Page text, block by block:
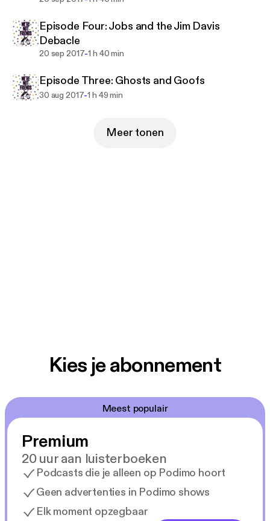
Episode Four: Jobs and the Jim Davis
Debacle
20 sep 2017-1 h 40 min
Episode Three: Ghosts and Goofs
30 aug 2017-1 h 49 min
Meer tonen
Kies je abonnement
Meest populair
Premium
20 uur aan luisterboeken
Podcasts die je alleen op Podimo hoort
Geen advertenties in Podimo shows
Elk moment opzegbaar